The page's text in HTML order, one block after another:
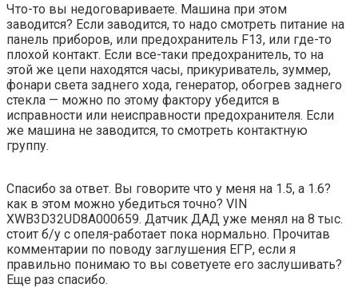
Что-то вы недоговариваете. Машина при этом
заводится? Если заводится, то надо смотреть питание на
панель приборов, или предохранитель F13, или где-то
плохой контакт. Если все-таки предохранитель, то на
этой же цепи находятся часы, прикуриватель, зуммер,
фонари света заднего хода, генератор, обогрев заднего
стекла — можно по этому фактору убедится в
исправности или неисправности предохранителя. Если
же машина не заводится, то смотреть контактную
группу.
Спасибо за ответ. Вы говорите что у меня на 1.5, а 1.6?
как в этом можно убедиться точно? VIN
XWB3D32UD8A000659. Датчик ДАД уже менял на 8 тыс.
стоит б/у с опеля-работает пока нормально. Прочитав
комментарии по поводу заглушения ЕГР, если я
правильно понимаю то вы советуете его заслушивать?
Еще раз спасибо.